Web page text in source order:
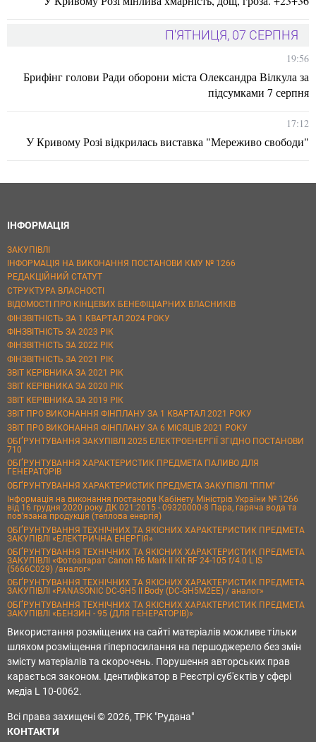
П'ЯТНИЦЯ, 07 СЕРПНЯ
19:56
Брифінг голови Ради оборони міста Олександра Вілкула за
підсумками 7 серпня
17:12
У Кривому Розі відкрилась виставка "Мереживо свободи"
ІНФОРМАЦІЯ
ЗАКУПІВЛІ
ІНФОРМАЦІЯ НА ВИКОНАННЯ ПОСТАНОВИ КМУ № 1266
РЕДАКЦІЙНИЙ СТАТУТ
СТРУКТУРА ВЛАСНОСТІ
ВІДОМОСТІ ПРО КІНЦЕВИХ БЕНЕФІЦІАРНИХ ВЛАСНИКІВ
ФІНЗВІТНІСТЬ ЗА 1 КВАРТАЛ 2024 РОКУ
ФІНЗВІТНІСТЬ ЗА 2023 РІК
ФІНЗВІТНІСТЬ ЗА 2022 РІК
ФІНЗВІТНІСТЬ ЗА 2021 РІК
ЗВІТ КЕРІВНИКА ЗА 2021 РІК
ЗВІТ КЕРІВНИКА ЗА 2020 РІК
ЗВІТ КЕРІВНИКА ЗА 2019 РІК
ЗВІТ ПРО ВИКОНАННЯ ФІНПЛАНУ ЗА 1 КВАРТАЛ 2021 РОКУ
ЗВІТ ПРО ВИКОНАННЯ ФІНПЛАНУ ЗА 6 МІСЯЦІВ 2021 РОКУ
ОБҐРУНТУВАННЯ ЗАКУПІВЛІ 2025 ЕЛЕКТРОЕНЕРГІЇ ЗГІДНО ПОСТАНОВИ
710
ОБҐРУНТУВАННЯ ХАРАКТЕРИСТИК ПРЕДМЕТА ПАЛИВО ДЛЯ
ГЕНЕРАТОРІВ
ОБҐРУНТУВАННЯ ХАРАКТЕРИСТИК ПРЕДМЕТА ЗАКУПІВЛІ "ППМ"
Інформація на виконання постанови Кабінету Міністрів України № 1266
від 16 грудня 2020 року ДК 021:2015 - 09320000-8 Пара, гаряча вода та
пов’язана продукція (теплова енергія)
ОБҐРУНТУВАННЯ ТЕХНІЧНИХ ТА ЯКІСНИХ ХАРАКТЕРИСТИК ПРЕДМЕТА
ЗАКУПІВЛІ «ЕЛЕКТРИЧНА ЕНЕРГІЯ»
ОБҐРУНТУВАННЯ ТЕХНІЧНИХ ТА ЯКІСНИХ ХАРАКТЕРИСТИК ПРЕДМЕТА
ЗАКУПІВЛІ «Фотоапарат Canon R6 Mark II Kit RF 24-105 f/4.0 L IS
(5666C029) /аналог»
ОБҐРУНТУВАННЯ ТЕХНІЧНИХ ТА ЯКІСНИХ ХАРАКТЕРИСТИК ПРЕДМЕТА
ЗАКУПІВЛІ «PANASONIC DC-GH5 II Body (DC-GH5M2EE) / аналог»
ОБҐРУНТУВАННЯ ТЕХНІЧНИХ ТА ЯКІСНИХ ХАРАКТЕРИСТИК ПРЕДМЕТА
ЗАКУПІВЛІ «БЕНЗИН - 95 (ДЛЯ ГЕНЕРАТОРІВ)»
Використання розміщених на сайті матеріалів можливе тільки
шляхом розміщення гіперпосилання на першоджерело без змін
змісту матеріалів та скорочень. Порушення авторських прав
карається законом. Ідентифікатор в Реєстрі суб'єктів у сфері
медіа L 10-0062.
Всі права захищені © 2026, ТРК "Рудана"
КОНТАКТИ